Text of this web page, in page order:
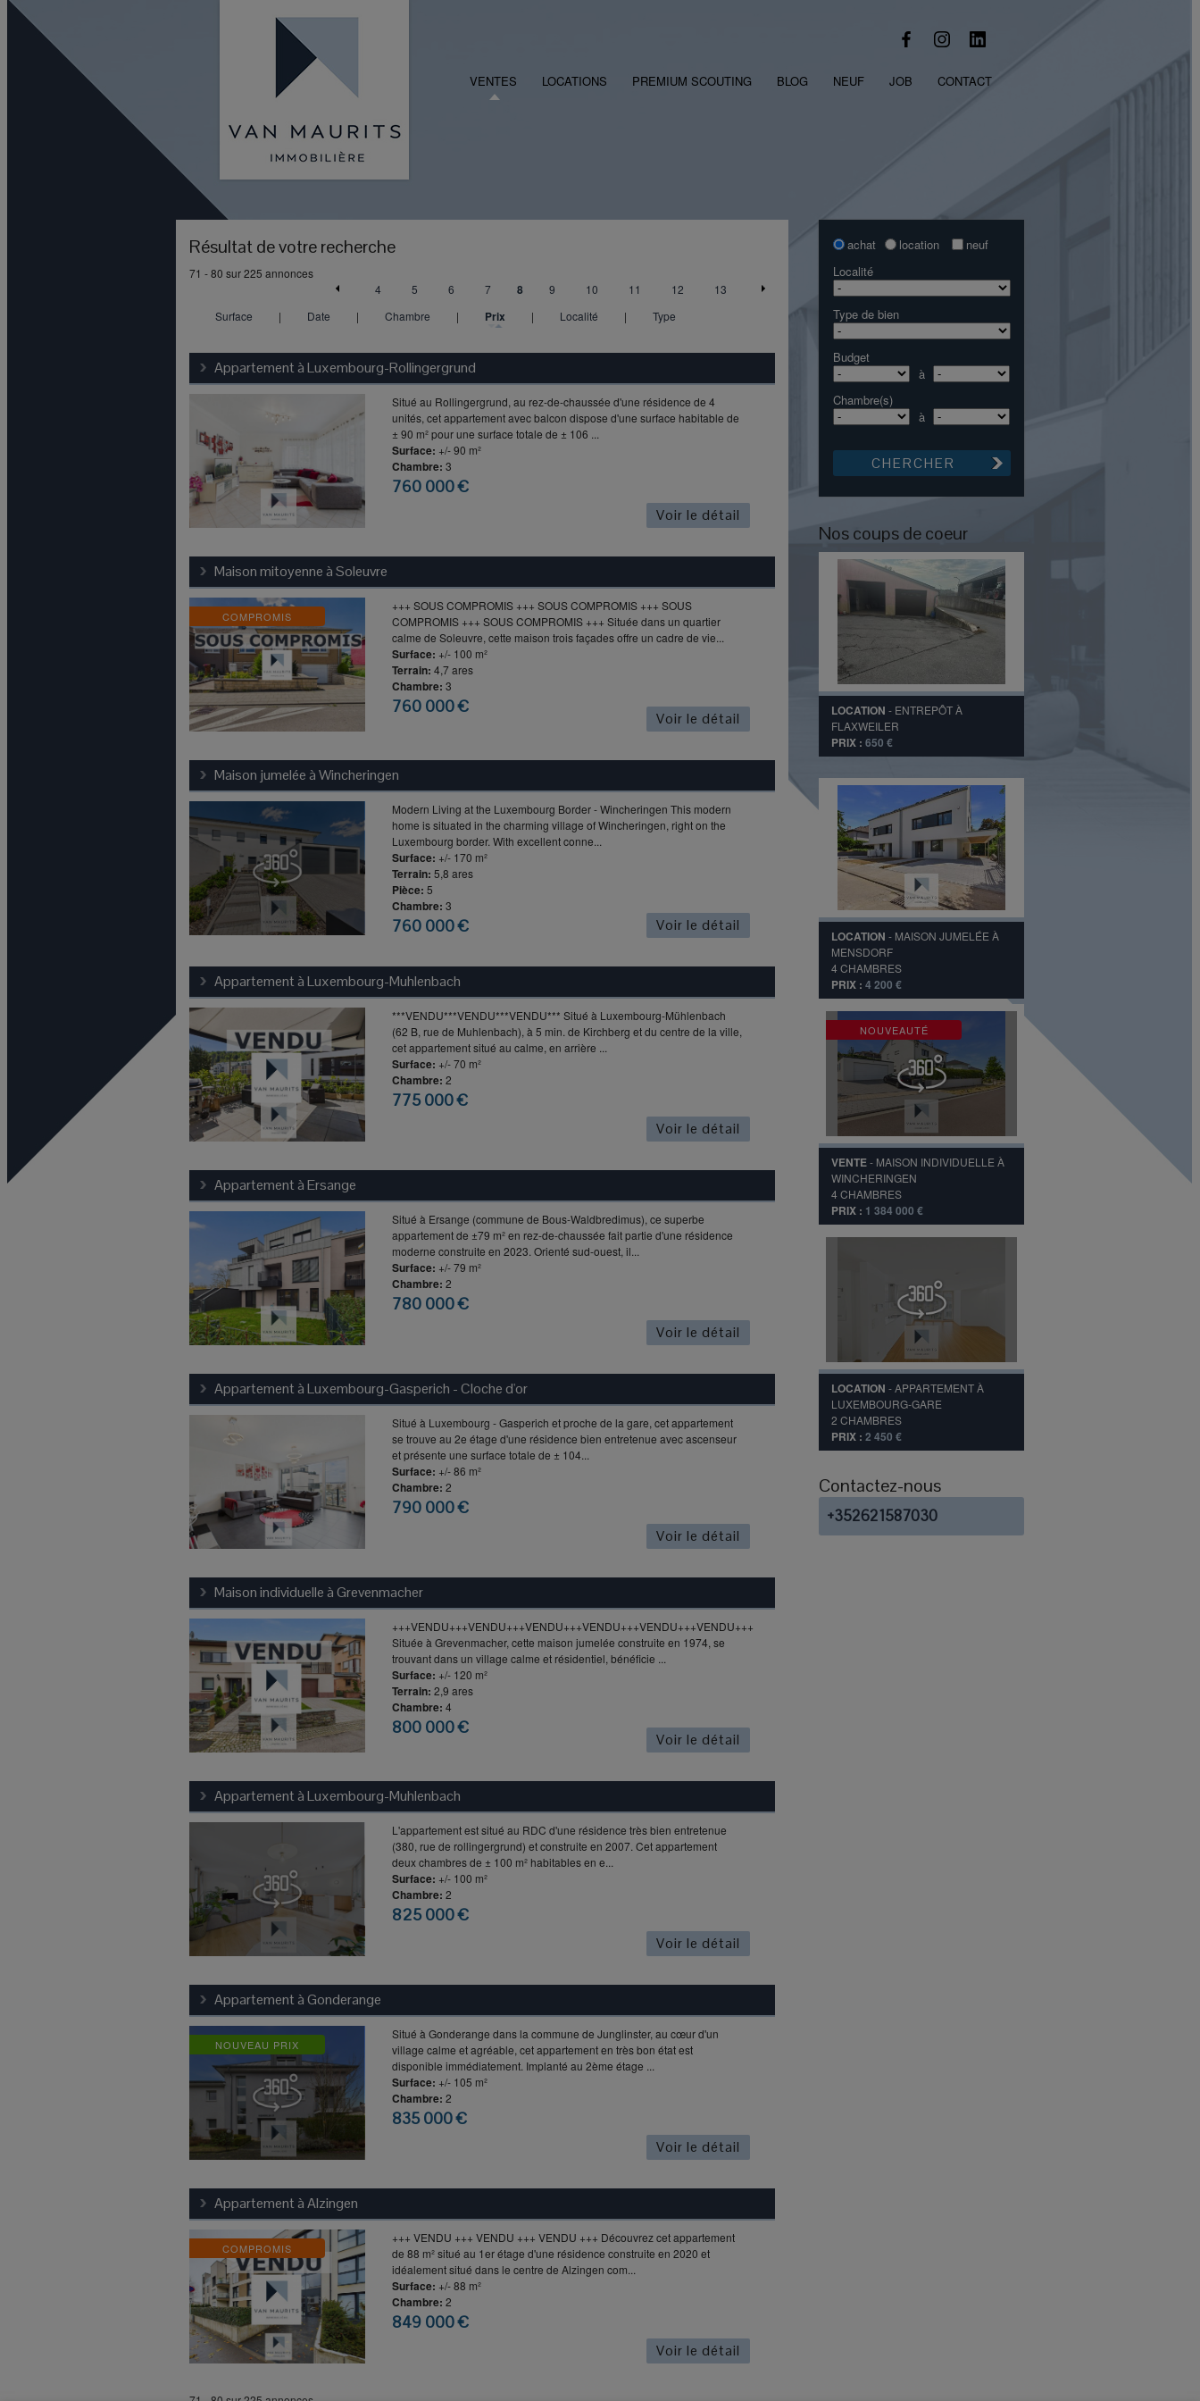
VENTES LOCATIONS PREMIUM SCOUTING BLOG NEUF JOB CONTACT
achat location
neuf
Localité
Type de bien
Budget
à
Chambre(s)
à
Résultat de votre recherche
71 - 80 sur 225 annonces
4
5 6 7 8 9 10 11 12
13
Surface
| Date | Chambre | Prix | Localité | Type
Appartement àLuxembourg-Rollingergrund
Situé au Rollingergrund, au rez-de-chaussée d'une résidence de 4
unités, cet appartement avec balcon dispose d'une surface habitable de
± 90 m² pour une surface totale de ± 106 ...
Surface: +/- 90 m²
Chambre: 3
760 000 €
Voir le détail
Maison mitoyenne àSoleuvre
COMPROMIS
+++ SOUS COMPROMIS +++ SOUS COMPROMIS +++ SOUS
COMPROMIS +++ SOUS COMPROMIS +++ Située dans un quartier
calme de Soleuvre, cette maison trois façades offre un cadre de vie...
Surface: +/- 100 m²
Terrain: 4,7 ares
Chambre: 3
760 000 €
Voir le détail
Maison jumelée àWincheringen
Modern Living at the Luxembourg Border - Wincheringen This modern
home is situated in the charming village of Wincheringen, right on the
Luxembourg border. With excellent conne...
Surface: +/- 170 m²
Terrain: 5,8 ares
Pièce: 5
Chambre: 3
760 000 € Voir le détail
Appartement àLuxembourg-Muhlenbach
***VENDU***VENDU***VENDU*** Situé à Luxembourg-Mühlenbach
(62 B, rue de Muhlenbach), à 5 min. de Kirchberg et du centre de la ville,
cet appartement situé au calme, en arrière ...
Surface: +/- 70 m²
Chambre: 2
775 000 €
Voir le détail
Appartement àErsange
Situé à Ersange (commune de Bous-Waldbredimus), ce superbe
appartement de ±79 m² en rez-de-chaussée fait partie d'une résidence
moderne construite en 2023. Orienté sud-ouest, il...
Surface: +/- 79 m²
Chambre: 2
780 000 €
Voir le détail
Appartement àLuxembourg-Gasperich - Cloche d'or
Situé à Luxembourg - Gasperich et proche de la gare, cet appartement
se trouve au 2e étage d'une résidence bien entretenue avec ascenseur
et présente une surface totale de ± 104...
Surface: +/- 86 m²
Chambre: 2
790 000 €
Voir le détail
Maison individuelle àGrevenmacher
+++VENDU+++VENDU+++VENDU+++VENDU+++VENDU+++VENDU+++
Située à Grevenmacher, cette maison jumelée construite en 1974, se
trouvant dans un village calme et résidentiel, bénéficie ...
Surface: +/- 120 m²
Terrain: 2,9 ares
Chambre: 4
800 000 €
Voir le détail
Appartement àLuxembourg-Muhlenbach
L'appartement est situé au RDC d'une résidence très bien entretenue
(380, rue de rollingergrund) et construite en 2007. Cet appartement
deux chambres de ± 100 m² habitables en e...
Surface: +/- 100 m²
Chambre: 2
825 000 €
Voir le détail
Appartement àGonderange
NOUVEAU PRIX
Situé à Gonderange dans la commune de Junglinster, au cœur d'un
village calme et agréable, cet appartement en très bon état est
disponible immédiatement. Implanté au 2ème étage ...
Surface: +/- 105 m²
Chambre: 2
835 000 €
Voir le détail
Appartement àAlzingen
COMPROMIS
+++ VENDU +++ VENDU +++ VENDU +++ Découvrez cet appartement
de 88 m² situé au 1er étage d'une résidence construite en 2020 et
idéalement situé dans le centre de Alzingen com...
Surface: +/- 88 m²
Chambre: 2
849 000 €
Voir le détail
Nos coups de coeur
LOCATION - ENTREPÔTÀ
FLAXWEILER
PRIX : 650 €
LOCATION - MAISON JUMELÉE À
MENSDORF
4CHAMBRES
PRIX : 4 200 €
NOUVEAUTÉ
VENTE- MAISON INDIVIDUELLE À
WINCHERINGEN
4CHAMBRES
PRIX : 1 384 000 €
LOCATION -APPARTEMENTÀ
LUXEMBOURG-GARE
2 CHAMBRES
PRIX : 2 450 €
Contactez-nous
+352621587030